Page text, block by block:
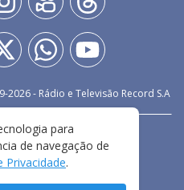
2026- Rádio e Televisão Record S.A
PRIVACIDADE
DE USO
para
de navegação de
Privacidade.